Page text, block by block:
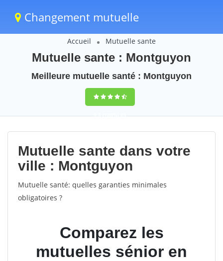
Changement mutuelle
Accueil Mutuelle sante
Mutuelle sante : Montguyon
Meilleure mutuelle santé : Montguyon
9,5(100%)25
votes
Mutuelle sante dans votre
ville : Montguyon
Mutuelle santé: quelles garanties minimales
obligatoires ?